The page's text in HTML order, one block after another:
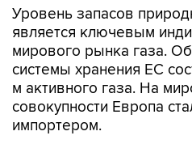
Уровень запасов
является ключевым
мирового рынка газа.
системы хранения ЕС
м активного газа. На
совокупности Европа
импортером.